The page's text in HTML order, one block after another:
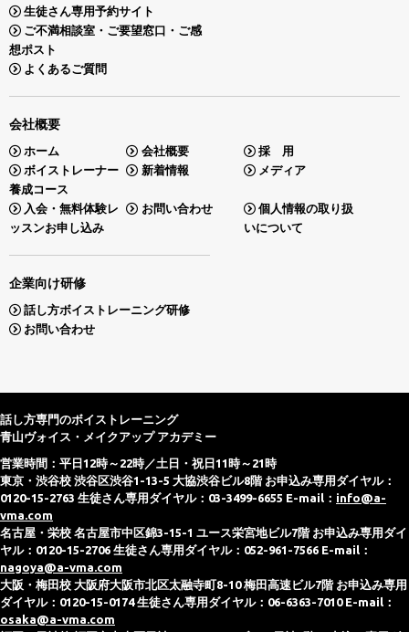
生徒さん専用予約サイト
ご不満相談室・ご要望窓口・ご感
想ポスト
よくあるご質問
会社概要
ホーム 会社概要
採 用
ボイストレーナー
養成コース
新着情報 メディア
入会・無料体験レ
ッスンお申し込み
お問い合わせ
個人情報の取り扱
いについて
企業向け研修
話し方ボイストレーニング研修
お問い合わせ
話し方専門のボイストレーニング
青山ヴォイス・メイクアップ アカデミー
営業時間：平日12時～22時／土日・祝日11時～21時
東京・渋谷校 渋谷区渋谷1-13-5 大協渋谷ビル8階 お申込み専用ダイヤル：
0120-15-2763 生徒さん専用ダイヤル：03-3499-6655 E-mail： info@a-
vma.com
名古屋・栄校 名古屋市中区錦3-15-1 ユース栄宮地ビル7階 お申込み専用ダイ
ヤル：0120-15-2706 生徒さん専用ダイヤル：052-961-7566 E-mail：
nagoya@a-vma.com
大阪・梅田校 大阪府大阪市北区太融寺町8-10 梅田高速ビル7階 お申込み専用
ダイヤル：0120-15-0174 生徒さん専用ダイヤル：06-6363-7010 E-mail：
osaka@a-vma.com